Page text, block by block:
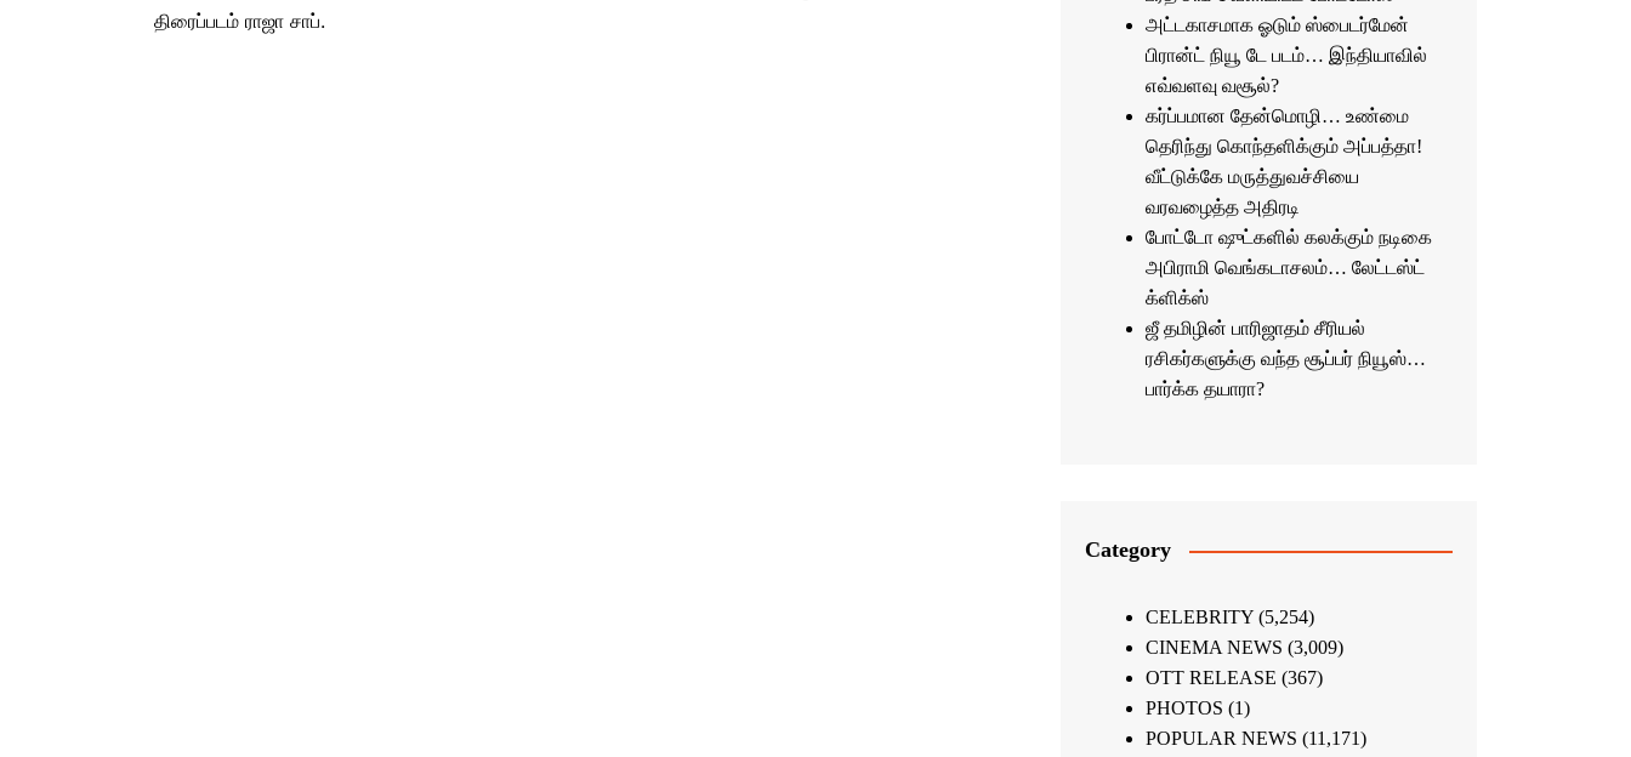
திரைப்படம் ராஜா சாப்.
அட்டகாசமாக ஓடும் ஸ்பைடர்மேன்
பிரான்ட் நியூ டே படம்… இந்தியாவில்
எவ்வளவு வசூல்?
கர்ப்பமான தேன்மொழி… உண்மை
தெரிந்து கொந்தளிக்கும் அப்பத்தா!
வீட்டுக்கே மருத்துவச்சியை
வரவழைத்த அதிரடி
போட்டோ ஷுட்களில் கலக்கும் நடிகை
அபிராமி வெங்கடாசலம்… லேட்டஸ்ட்
க்ளிக்ஸ்
ஜீ தமிழின் பாரிஜாதம் சீரியல்
ரசிகர்களுக்கு வந்த சூப்பர் நியூஸ்…
பார்க்க தயாரா?
Category
CELEBRITY(5,254)
CINEMA NEWS (3,009)
OTT RELEASE (367)
PHOTOS (1)
POPULAR NEWS (11,171)